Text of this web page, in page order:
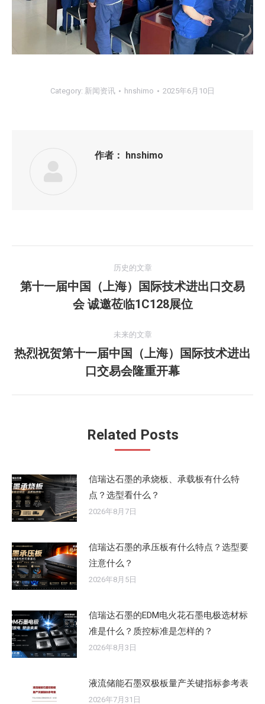
Category: 新闻资讯 hnshimo 2025年6月10日
作者： hnshimo
章
历史的文章
历
史
文
章：
第十一届中国（上海）国际技术进出口交易
会 诚邀莅临1C128展位
未来的文章
未
来
的
热烈祝贺第十一届中国（上海）国际技术进出
口交易会隆重开幕
Related Posts
信瑞达石墨的承烧板、承载板有什么特
点？选型看什么？
2026年8月7日
信瑞达石墨的承压板有什么特点？选型要
注意什么？
2026年8月5日
信瑞达石墨的EDM电火花石墨电极选材标
准是什么？质控标准是怎样的？
2026年8月3日
液流储能石墨双极板量产关键指标参考表
2026年7月31日